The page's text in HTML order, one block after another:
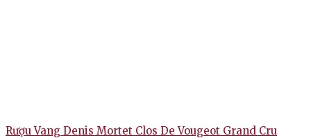
Rượu Vang Denis Mortet Clos De Vougeot Grand Cru